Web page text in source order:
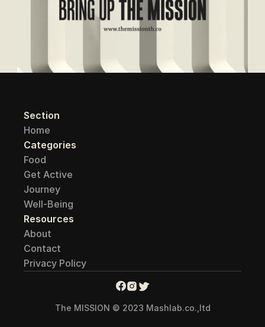
Section
Home
Categories
Food
Get Active
Journey
Well-Being
Resources
About
Contact
Privacy Policy
The MISSION © 2023 Mashlab.co.,ltd